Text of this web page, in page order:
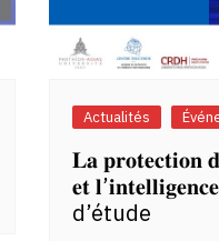
Actualités
𝐋𝐚 𝐩𝐫𝐨𝐭𝐞𝐜𝐭𝐢𝐨𝐧
𝐞𝐭
d’étude